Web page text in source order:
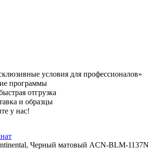
условия для профессионалов»
программы
отгрузка
и образцы
у нас!
Черный матовый ACN-BLM-1137N